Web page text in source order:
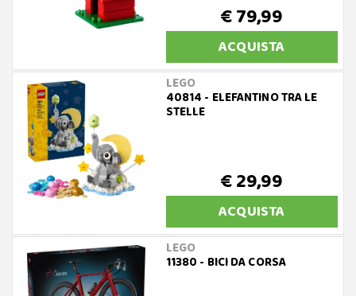
€ 79,99
ACQUISTA
LEGO
40814 - ELEFANTINO TRA LE
STELLE
€ 29,99
ACQUISTA
LEGO
11380 - BICI DA CORSA